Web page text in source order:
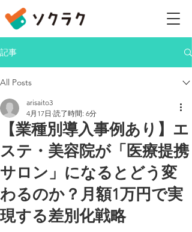
記事
All Posts
【業種別導入事例あり】エ
ステ・美容院が「医療提携
サロン」になるとどう変
わるのか？月額1万円で実
現する差別化戦略
arisaito3
4月17日 読了時間: 6分